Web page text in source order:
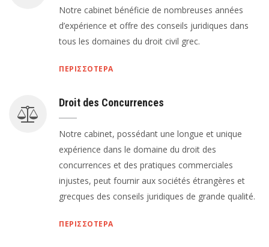
Notre cabinet bénéficie de nombreuses années
d’expérience et offre des conseils juridiques dans
tous les domaines du droit civil grec.
ΠΕΡΙΣΣΟΤΕΡΑ
Droit des Concurrences
Notre cabinet, possédant une longue et unique
expérience dans le domaine du droit des
concurrences et des pratiques commerciales
injustes, peut fournir aux sociétés étrangères et
grecques des conseils juridiques de grande qualité.
ΠΕΡΙΣΣΟΤΕΡΑ